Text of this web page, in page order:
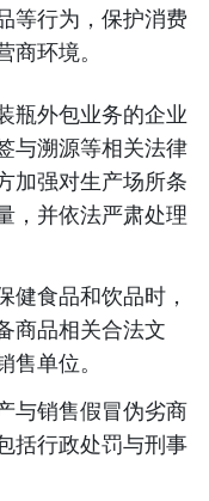
等行为，保护消费
环境。
瓶外包业务的企业
与溯源等相关法律
加强对生产场所条
，并依法严肃处理
健食品和饮品时，
商品相关合法文
单位。
与销售假冒伪劣商
括行政处罚与刑事